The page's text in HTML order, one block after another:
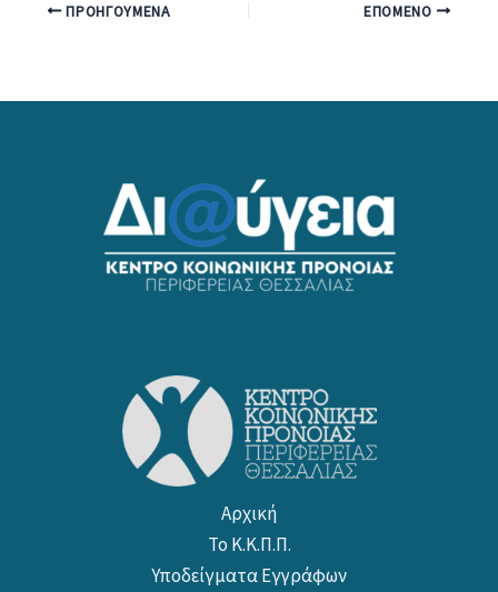
ΠΡΟΗΓΟΎΜΕΝΑ ΕΠΌΜΕΝΟ
Αρχική
Το Κ.Κ.Π.Π.
Υποδείγματα Εγγράφων